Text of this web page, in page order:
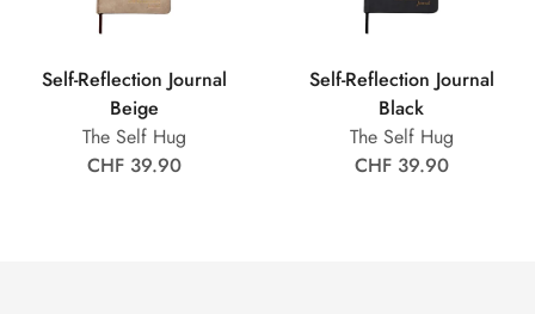
Self-Reflection Journal
Beige
The Self Hug
CHF 39.90
Self-Reflection Journal
Black
The Self Hug
CHF 39.90